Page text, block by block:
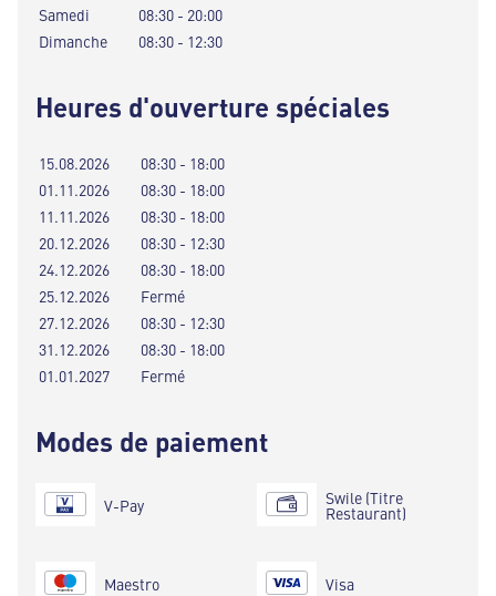
Samedi
08:30 - 20:00
Dimanche
08:30 - 12:30
Heures d'ouverture spéciales
15.08.2026
08:30 - 18:00
01.11.2026
08:30 - 18:00
11.11.2026
08:30 - 18:00
20.12.2026
08:30 - 12:30
24.12.2026
08:30 - 18:00
25.12.2026
Fermé
27.12.2026
08:30 - 12:30
31.12.2026
08:30 - 18:00
01.01.2027
Fermé
Modes de paiement
V-Pay
Maestro
Swile (Titre
Restaurant)
Visa